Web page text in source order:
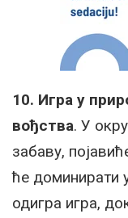
10. Игра у
вођства. У
забаву,
ће доминирати
одигра игра,